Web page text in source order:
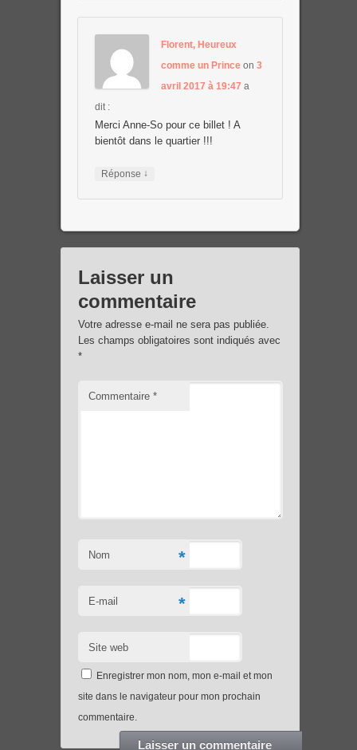
Florent, Heureux
comme un Princeon 3
avril 2017 à 19:47 a
dit :
Merci Anne-So pour ce billet ! A
bientôt dans le quartier !!!
Réponse ↓
Laisser un
commentaire
Votre adresse e-mail ne sera pas publiée.
Les champs obligatoires sont indiqués avec
*
Commentaire *
Nom *
E-mail *
Site web
Enregistrer mon nom, mon e-mail et mon
site dans le navigateur pour mon prochain
commentaire.